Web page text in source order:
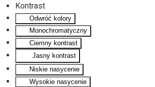
Kontrast
Odwróć kolory
Monochromatyczny
Ciemny kontrast
Jasny kontrast
Niskie nasycenie
Wysokie nasycenie